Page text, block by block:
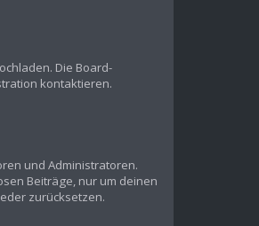
Die Board-
kontaktieren.
und Administratoren.
Beiträge, nur um deinen
zurücksetzen.